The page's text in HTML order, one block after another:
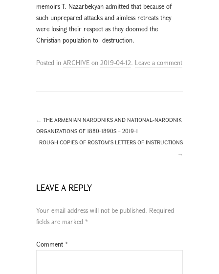
memoirs T. Nazarbekyan admitted that because of
such unprepared attacks and aimless retreats they
were losing their respect as they doomed the
Christian population to destruction.
Posted in ARCHIVE on 2019-04-12. Leave a comment
← THE ARMENIAN NARODNIKS AND NATIONAL-NARODNIK
ORGANIZATIONS OF 1880-1890S – 2019-1
ROUGH COPIES OF ROSTOM’S LETTERS OF INSTRUCTIONS
→
LEAVE A REPLY
Your email address will not be published. Required
fields are marked *
Comment *